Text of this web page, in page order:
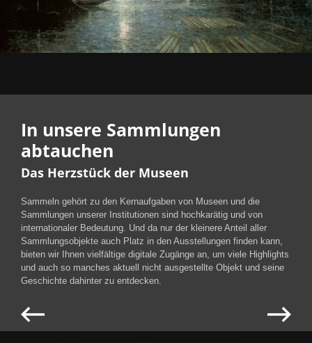
In unsere Sammlungen
abtauchen
Das Herzstück der Museen
Sammeln gehört zu den Kernaufgaben von Museen und die
Sammlungen unserer Institutionen sind hochkarätig und von
internationaler Bedeutung. Und da nur der kleinere Anteil aller
Sammlungsobjekte auch Platz in den Ausstellungen finden kann,
bieten wir Ihnen vielfältige digitale Zugänge an, um viele Highlights
und auch so manches aktuell nicht ausgestellte Objekt und seine
Geschichte dahinter zu entdecken.